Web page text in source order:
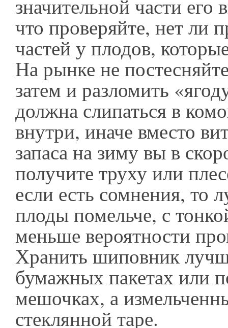
значительной части его
что проверяйте, нет ли
частей у плодов,
На рынке не
затем и разломить
должна слипаться в
внутри, иначе вместо
запаса на зиму вы в
получите труху или
если есть сомнения, то
плоды помельче, с
меньше вероятности
Хранить шиповник
бумажных пакетах или
мешочках, а
стеклянной таре.